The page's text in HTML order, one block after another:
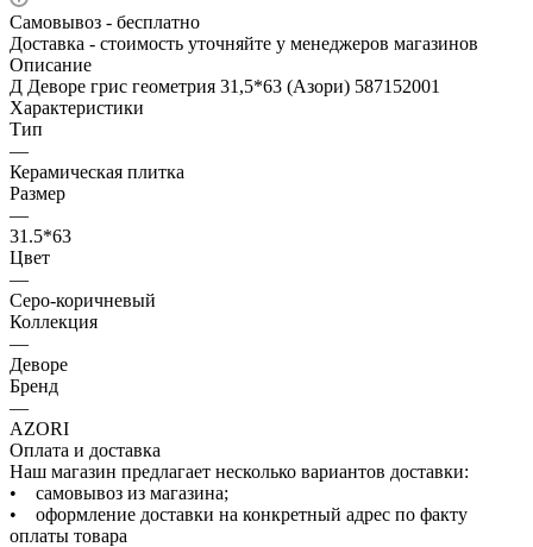
Самовывоз - бесплатно
Доставка - стоимость уточняйте у менеджеров магазинов
Описание
Д Деворе грис геометрия 31,5*63 (Азори) 587152001
Характеристики
Тип
—
Керамическая плитка
Размер
—
31.5*63
Цвет
—
Серо-коричневый
Коллекция
—
Деворе
Бренд
—
AZORI
Оплата и доставка
Наш магазин предлагает несколько вариантов доставки:
• самовывоз из магазина;
• оформление доставки на конкретный адрес по факту
оплаты товара